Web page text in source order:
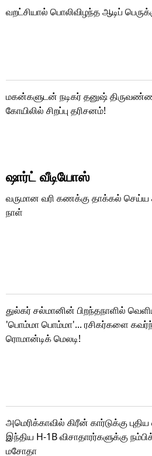
வறட்சியால் பொலிவிழந்த ஆடிப்
மகன்களுடன் நடிகர் தனுஷ்
கோயிலில் சிறப்பு தரிசனம்!
ஷார்ட் வீடியோஸ்
வருமான வரி கணக்கு தாக்கல் செய்ய
நாள்
துல்கர் சல்மானின் பிறந்தநாளில்
'பொம்மா பொம்மா'... ரசிகர்களை
ரொமான்டிக் மெலடி!
அமெரிக்காவில் கிரீன் கார்டுக்கு புதிய
இந்திய H-1B விசாதாரர்களுக்கு
மசோதா